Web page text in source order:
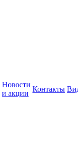
Новости
и акции
Контакты